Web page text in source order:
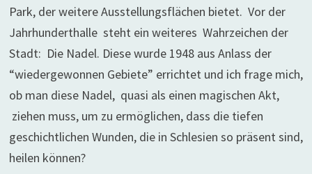
Park, der weitere Ausstellungsflächen bietet. Vor der
Jahrhunderthalle steht ein weiteres Wahrzeichen der
Stadt: Die Nadel. Diese wurde 1948 aus Anlass der
“wiedergewonnen Gebiete” errichtet und ich frage mich,
ob man diese Nadel, quasi als einen magischen Akt,
ziehen muss, um zu ermöglichen, dass die tiefen
geschichtlichen Wunden, die in Schlesien so präsent sind,
heilen können?